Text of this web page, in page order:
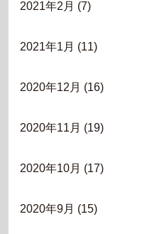
2021年2月 (7)
2021年1月 (11)
2020年12月 (16)
2020年11月 (19)
2020年10月 (17)
2020年9月 (15)